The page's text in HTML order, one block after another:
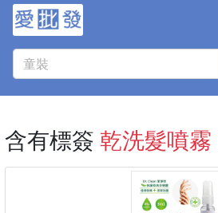
含有標簽 乾洗髮噴霧